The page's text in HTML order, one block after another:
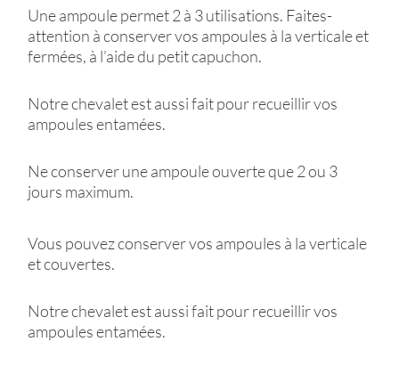
Une ampoule permet 2 à 3 utilisations. Faites-
attention à conserver vos ampoules à la verticale et
fermées, à l’aide du petit capuchon.
Notre chevalet est aussi fait pour recueillir vos
ampoules entamées.
Ne conserver une ampoule ouverte que 2 ou 3
jours maximum.
Vous pouvez conserver vos ampoules à la verticale
et couvertes.
Notre chevalet est aussi fait pour recueillir vos
ampoules entamées.